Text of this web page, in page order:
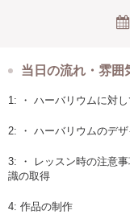
当日の流れ・雰囲
1: ・ ハーバリウムに対
2: ・ ハーバリウムのデ
3: ・ レッスン時の注意
識の取得
4: 作品の制作